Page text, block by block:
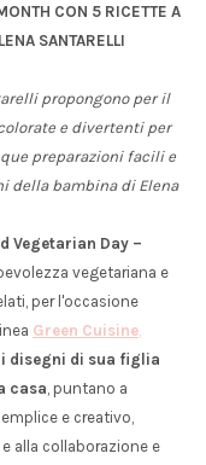
CON 5 RICETTE A
SANTARELLI
propongono per il
e divertenti per
preparazioni facili e
della bambina di Elena
Vegetarian Day –
vegetariana e
per l'occasione
Green Cuisine,
disegni di sua figlia
casa, puntano a
e creativo,
e alla collaborazione e